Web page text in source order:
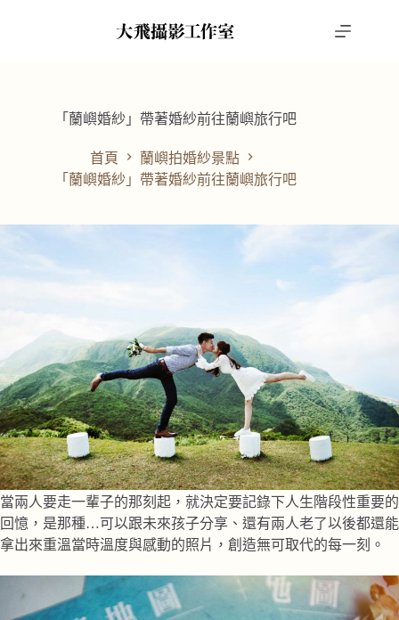
「蘭嶼婚紗」帶著婚紗前往蘭嶼旅行吧
首頁
蘭嶼拍婚紗景點
「蘭嶼婚紗」帶著婚紗前往蘭嶼旅行吧
當兩人要走一輩子的那刻起，就決定要記錄下人生階段性重要的
回憶，是那種…可以跟未來孩子分享、還有兩人老了以後都還能
拿出來重溫當時溫度與感動的照片，創造無可取代的每一刻。